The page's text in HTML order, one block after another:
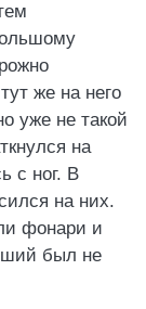
же на него
уже не такой
на
с ног. В
на них.
фонари и
был не